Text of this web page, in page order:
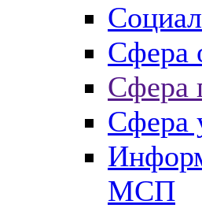
Сфера
Сфера
Сфера
МСП